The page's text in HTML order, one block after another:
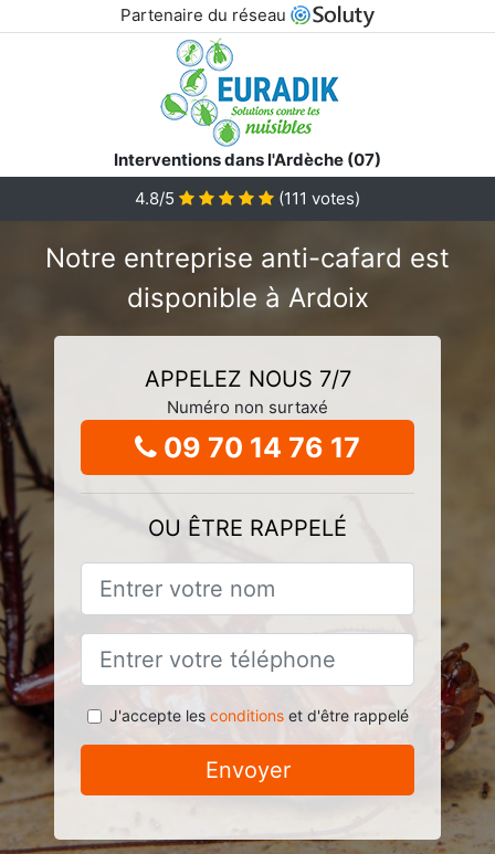
Partenaire du réseau
Interventions dans l'Ardèche (07)
4.8/5
(111 votes)
Notre entreprise anti-cafard est
disponible à Ardoix
APPELEZ NOUS 7/7
Numéro non surtaxé
09 70 14 76 17
OU ÊTRE RAPPELÉ
J'accepte les conditionset d'être rappelé
Envoyer